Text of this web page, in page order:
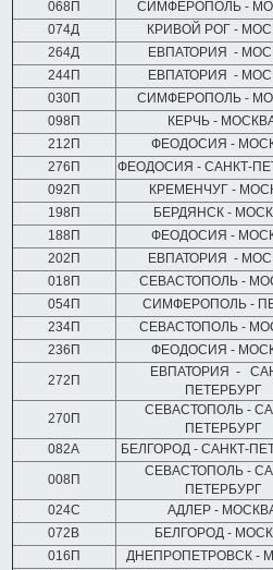
068П
СИМФЕРОПОЛЬ -
074Д
КРИВОЙ РОГ -
264Д
ЕВПАТОРИЯ -
244П
ЕВПАТОРИЯ -
030П
СИМФЕРОПОЛЬ -
098П
КЕРЧЬ -
212П
ФЕОДОСИЯ -
276П
ФЕОДОСИЯ - САНКТ-
092П
КРЕМЕНЧУГ -
198П
БЕРДЯНСК -
188П
ФЕОДОСИЯ -
202П
ЕВПАТОРИЯ -
018П
СЕВАСТОПОЛЬ -
054П
СИМФЕРОПОЛЬ -
234П
СЕВАСТОПОЛЬ -
236П
ФЕОДОСИЯ -
272П
ЕВПАТОРИЯ -
ПЕТЕРБУРГ
270П
СЕВАСТОПОЛЬ -
ПЕТЕРБУРГ
082А
БЕЛГОРОД - САНКТ-
008П
СЕВАСТОПОЛЬ -
ПЕТЕРБУРГ
024С
АДЛЕР -
072В
БЕЛГОРОД -
016П
ДНЕПРОПЕТРОВСК -